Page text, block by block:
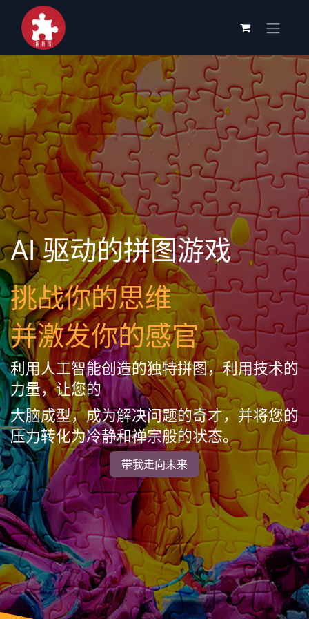
AI 驱动的拼图游戏
挑战你的思维
并激发你的感官
利用人工智能创造的独特拼图，利用技术的
力量，让您的
大脑成型，成为解决问题的奇才，并将您的
压力转化为冷静和禅宗般的状态。
带我走向未来